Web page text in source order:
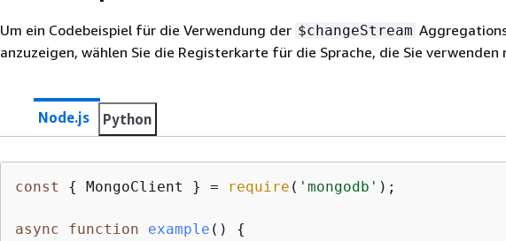
Um ein Codebeispiel für die Verwendung der $changeStream
anzuzeigen, wählen Sie die Registerkarte für die Sprache, die Sie verwenden
Node.js Python
const { MongoClient } = require ( 'mongodb' );
async function example ( ) {